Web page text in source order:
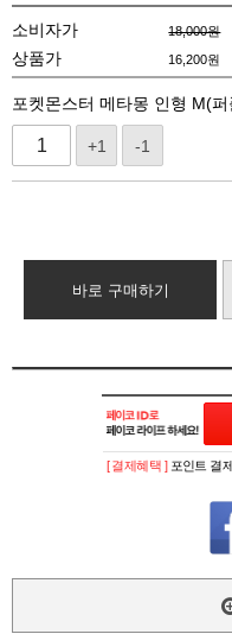
소비자가 18,000원
상품가 16,200원
포켓몬스터 메타몽 인형 M(퍼
+1 -1
바로 구매하기
[ 결제혜택 ] 포인트 결